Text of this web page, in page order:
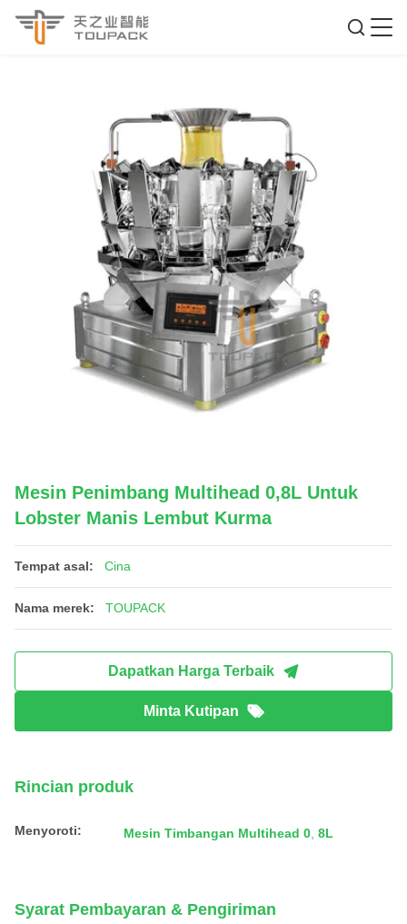
Mesin Penimbang Multihead 0,8L Untuk
Lobster Manis Lembut Kurma
Tempat asal: Cina
Nama merek: TOUPACK
Dapatkan Harga Terbaik
Minta Kutipan
Rincian produk
Menyoroti: Mesin Timbangan Multihead 0 8L
Syarat Pembayaran & Pengiriman